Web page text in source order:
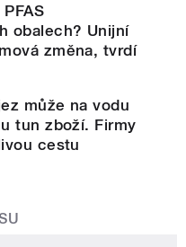
obalech? Unijní
změna, tvrdí
může na vodu
tun zboží. Firmy
cestu